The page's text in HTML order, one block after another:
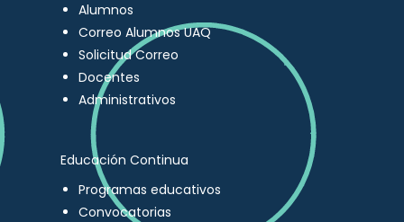
Alumnos
Correo Alumnos UAQ
Solicitud Correo
Docentes
Administrativos
Educación Continua
Programas educativos
Convocatorias